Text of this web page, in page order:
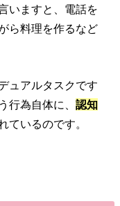
いますと、電話を
ら料理を作るなど
ュアルタスクです
行為自体に、認知
ているのです。